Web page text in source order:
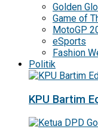
Golden
Game of
MotoGP
eSports
Fashion
Politik
KPU Bartim